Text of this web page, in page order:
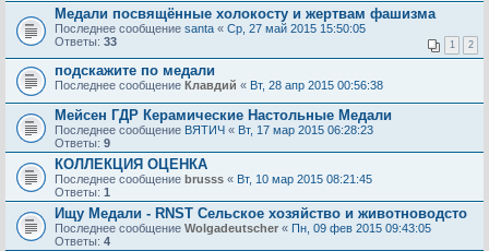
Медали посвящённые холокосту и жертвам фашизма
Последнее сообщение santa « Ср, 27 май 2015 15:50:05
Ответы: 33 1 2
подскажите по медали
Последнее сообщение Клавдий « Вт, 28 апр 2015 00:56:38
Мейсен ГДР Керамические Настольные Медали
Последнее сообщение ВЯТИЧ « Вт, 17 мар 2015 06:28:23
Ответы: 9
КОЛЛЕКЦИЯ ОЦЕНКА
Последнее сообщение brusss « Вт, 10 мар 2015 08:21:45
Ответы: 1
Ищу Медали - RNST Сельское хозяйство и животноводсто
Последнее сообщение Wolgadeutscher « Пн, 09 фев 2015 09:43:05
Ответы: 4